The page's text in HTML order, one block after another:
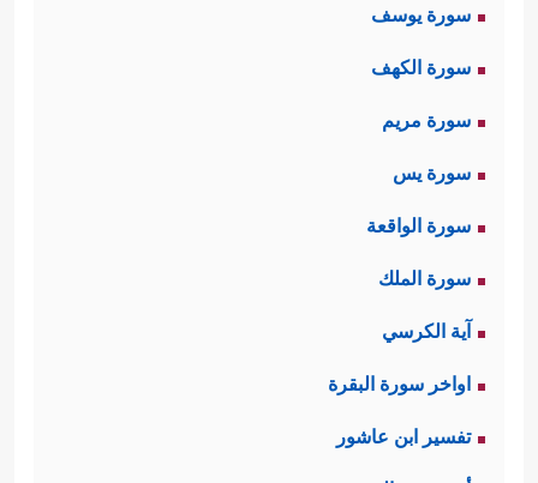
سورة يوسف
سورة الكهف
سورة مريم
سورة يس
سورة الواقعة
سورة الملك
آية الكرسي
اواخر سورة البقرة
تفسير ابن عاشور